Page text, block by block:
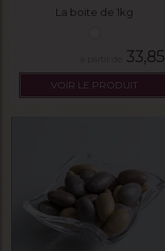
La boite de 1kg
33,85
VOIR LE PRODUIT